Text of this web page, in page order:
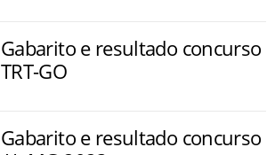
Gabarito e resultado concurso
TRT-GO
Gabarito e resultado concurso